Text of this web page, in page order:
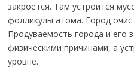
закроется. Там устроится
фолликулы атома. Город
Продуваемость города и его
физическими причинами, а
уровне.